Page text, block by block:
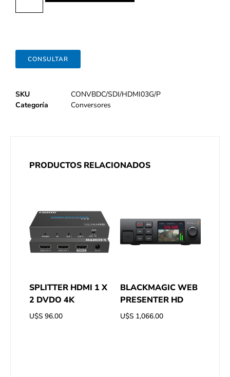
CONSULTAR
SKU
CONVBDC/SDI/HDMI03G/P
Categoría
Conversores
PRODUCTOS RELACIONADOS
SPLITTER HDMI 1 X
2 DVDO 4K
U$S 96.00
BLACKMAGIC WEB
PRESENTER HD
U$S 1,066.00